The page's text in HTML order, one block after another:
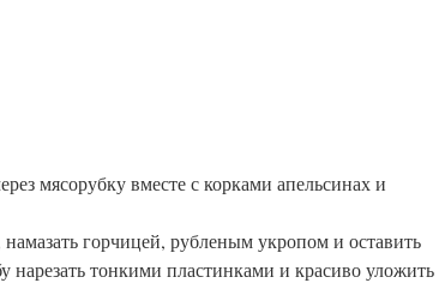
мясорубку вместе с корками апельсинах и
горчицей, рубленым укропом и оставить
нарезать тонкими пластинками и красиво уложить